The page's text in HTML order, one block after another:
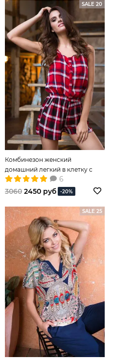
SALE 20
Комбинезон женский
домашний легкий в клетку с
шортами красный6
3060 2450 руб -20%
SALE 25